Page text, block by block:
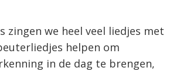
zingen we heel veel liedjes met
helpen om
in de dag te brengen,